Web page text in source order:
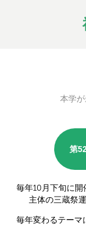
本学
第
毎年10月下旬に開
主体の三蔵祭
毎年変わるテーマ